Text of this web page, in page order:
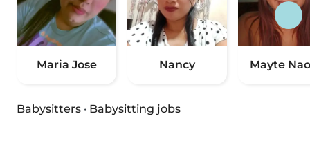
Maria Jose Nancy Mayte
Babysitters · Babysitting jobs